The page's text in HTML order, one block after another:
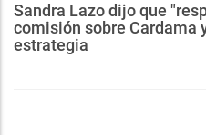
Sandra Lazo dijo que
comisión sobre Cardama
estrategia